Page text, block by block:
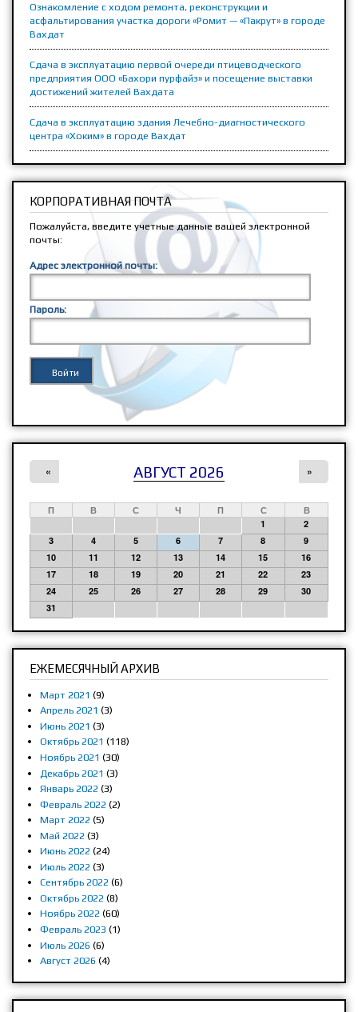
Ознакомление с ходом ремонта, реконструкции и
асфальтирования участка дороги «Ромит — «Пакрут» в городе
Вахдат
Сдача в эксплуатацию первой очереди птицеводческого
предприятия ООО «Бахори пурфайз» и посещение выставки
достижений жителей Вахдата
Сдача в эксплуатацию здания Лечебно-диагностического
центра «Хоким» в городе Вахдат
КОРПОРАТИВНАЯ ПОЧТА
Пожалуйста, введите учетные данные вашей электронной
почты:
Адрес электронной почты:
Пароль:
АВГУСТ 2026
« »
П В С Ч П С
В
1
2
3
4 5 6 7 8
9
10
11 12 13 14 15
16
17
18 19 20 21 22
23
24
25 26 27 28 29
30
31
ЕЖЕМЕСЯЧНЫЙ АРХИВ
Март 2021 (9)
Апрель 2021 (3)
Июнь 2021 (3)
Октябрь 2021 (118)
Ноябрь 2021 (30)
Декабрь 2021 (3)
Январь 2022 (3)
Февраль 2022 (2)
Март 2022 (5)
Май 2022 (3)
Июнь 2022 (24)
Июль 2022 (3)
Сентябрь 2022 (6)
Октябрь 2022 (8)
Ноябрь 2022 (60)
Февраль 2023 (1)
Июль 2026 (6)
Август 2026 (4)